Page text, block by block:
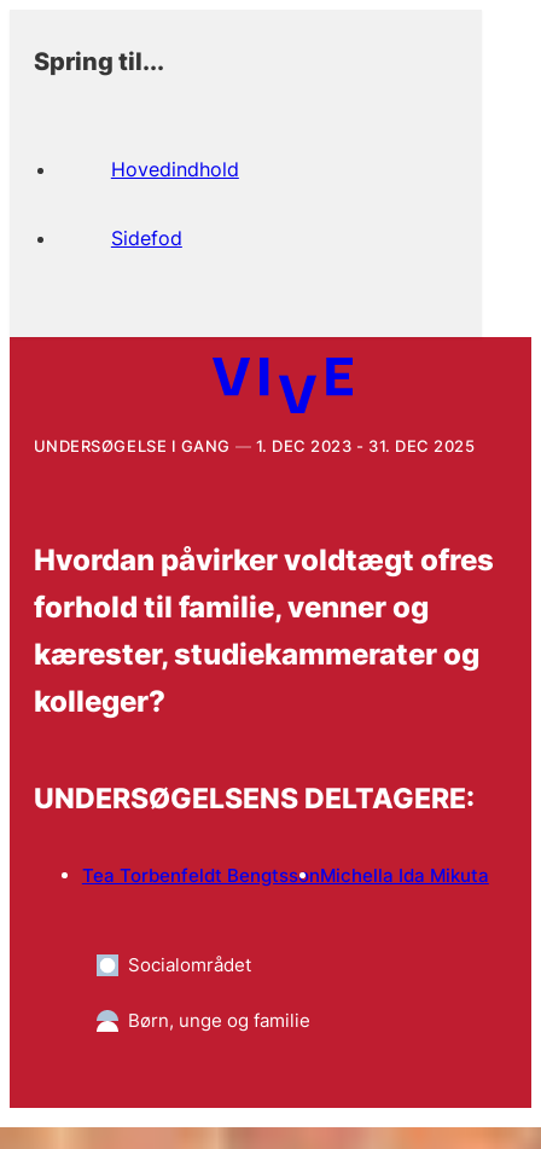
Spring til...
Hovedindhold
Sidefod
UNDERSØGELSE I GANG 1. DEC 2023 - 31. DEC 2025
Hvordan påvirker voldtægt ofres
forhold til familie, venner og
kærester, studiekammerater og
kolleger?
UNDERSØGELSENS DELTAGERE:
Tea Torbenfeldt BengtssonMichella Ida Mikuta
Socialområdet
Børn, unge og familie